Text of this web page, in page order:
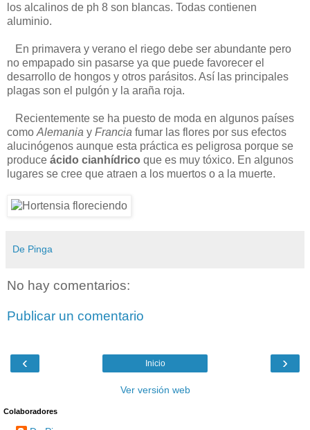
los alcalinos de ph 8 son blancas. Todas contienen
aluminio.
En primavera y verano el riego debe ser abundante pero
no empapado sin pasarse ya que puede favorecer el
desarrollo de hongos y otros parásitos. Así las principales
plagas son el pulgón y la araña roja.
Recientemente se ha puesto de moda en algunos países
como Alemania y Francia fumar las flores por sus efectos
alucinógenos aunque esta práctica es peligrosa porque se
produce ácido cianhídrico que es muy tóxico. En algunos
lugares se cree que atraen a los muertos o a la muerte.
De Pinga
No hay comentarios:
Publicar un comentario
‹ ›
Inicio
Ver versión web
Colaboradores